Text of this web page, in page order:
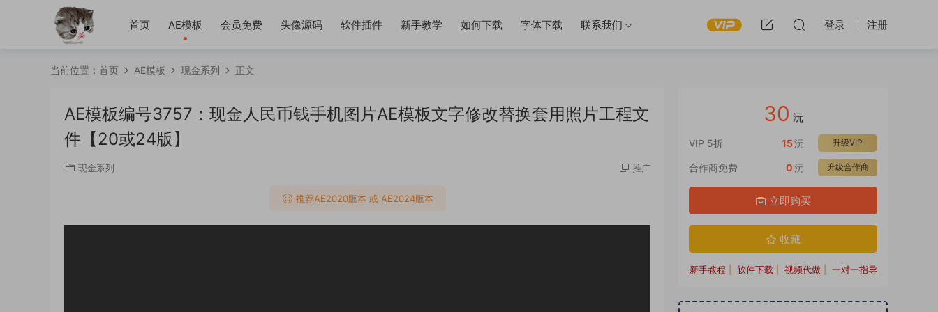
首页 AE模板 会员免费 头像源码 软件插件 新手教学 如何下载 字体下载 联系我们 登录 注册
当前位置： 首页 AE模板 现金系列 正文
AE模板编号3757：现金人民币钱手机图片AE模板文字修改替换套用照片工程文
件【20或24版】
现金系列 推广
推荐AE2020版本 或 AE2024版本
30 沅
VIP 5折 升级VIP
15沅
合作商免费 升级合作商
0沅
立即购买
收藏
新手教程 软件下载 视频代做 一对一指导